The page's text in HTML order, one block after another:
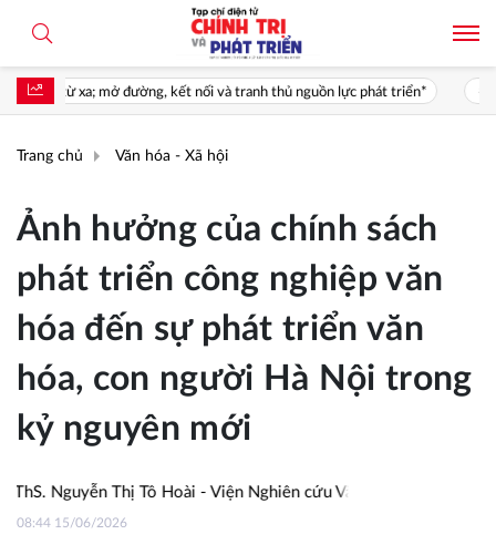
kết nối và tranh thủ nguồn lực phát triển* Giá trị của nghị
Trang chủ Văn hóa - Xã hội
Ảnh hưởng của chính sách
phát triển công nghiệp văn
hóa đến sự phát triển văn
hóa, con người Hà Nội trong
kỷ nguyên mới
Nguyễn Thị Tô Hoài - Viện Nghiên cứu Văn hoáóa, Viện Hàn
08:44 15/06/2026